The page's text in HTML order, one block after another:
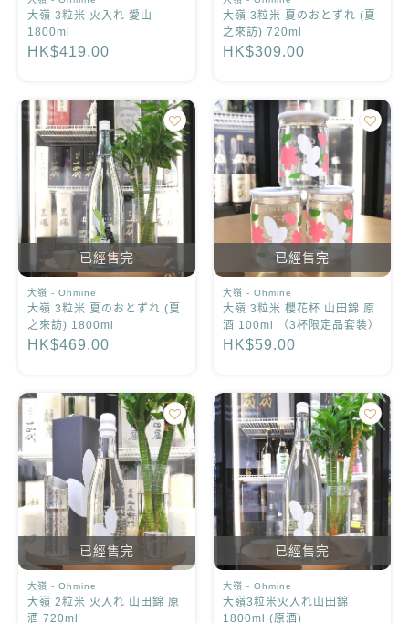
大嶺 3粒米 火入れ 愛山
1800ml
HK$419.00
大嶺 3粒米 夏のおとずれ (夏
之來訪) 720ml
HK$309.00
已經售完
大嶺 - Ohmine
大嶺 3粒米 夏のおとずれ (夏
之來訪) 1800ml
HK$469.00
已經售完
大嶺 - Ohmine
大嶺 3粒米 櫻花杯 山田錦 原
酒 100ml （3杯限定品套装）
HK$59.00
已經售完
大嶺 - Ohmine
大嶺 2粒米 火入れ 山田錦 原
酒 720ml
已經售完
大嶺 - Ohmine
大嶺3粒米火入れ山田錦
1800ml (原酒)